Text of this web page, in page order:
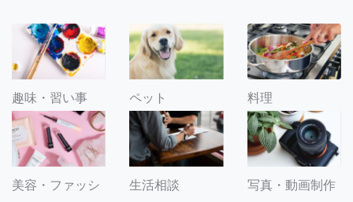
趣味・習い事 ペット 料理
美容・ファッシ
生活相談 写真・動画制作